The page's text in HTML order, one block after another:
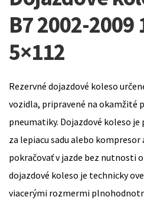
B7 2002-2009
5×112
Rezervné dojazdové koleso
vozidla, pripravené na okamžité
pneumatiky. Dojazdové koleso
za lepiacu sadu alebo kompresor
pokračovať v jazde bez nutnosti
dojazdové koleso je technicky
viacerými rozmermi